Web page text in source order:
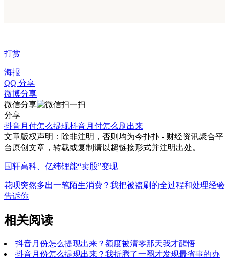
打赏
海报
QQ 分享
微博分享
微信分享
分享
抖音月付怎么提现抖音月付怎么刷出来
文章版权声明：除非注明，否则均为今扑扑 - 财经资讯聚合平
台 原创文章，转载或复制请以超链接形式并注明出处。
国轩高科、亿纬锂能“卖股”变现
花呗突然多出一笔陌生消费？我把被盗刷的全过程和处理经验
告诉你
相关阅读
抖音月份怎么提现出来？额度被清零那天我才醒悟
抖音月份怎么提现出来？我折腾了一圈才发现最省事的办